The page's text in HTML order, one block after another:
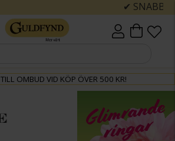
TILL OMBUD VID KÖP ÖVER 500 KR!